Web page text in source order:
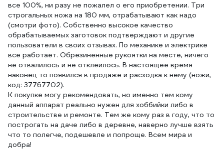
все 100%, ни разу не пожалел о его приобретении. Три
строгальных ножа на 180 мм, отрабатывают как надо
(смотри фото). Собственно высокое качество
обрабатываемых заготовок подтверждают и другие
пользователи в своих отзывах. По механике и электрике
все работает. Обрезиненные рукоятки на месте, ничего
не отвалилось и не отклеилось. В настоящее время
наконец то появился в продаже и расходка к нему (ножи,
код: 37767702).
К покупке могу рекомендовать, но именно тем кому
данный аппарат реально нужен для хоббийки либо в
строительстве и ремонте. Тем же кому раз в году, что то
построгать на даче либо в деревне, наверно лучше взять
что то полегче, подешевле и попроще. Всем мира и
добра!